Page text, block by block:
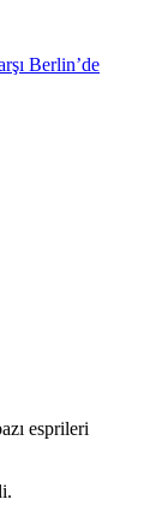
esprileri